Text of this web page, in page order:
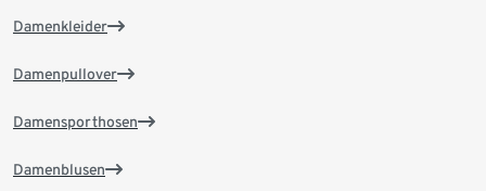
Damenkleider
Damenpullover
Damensporthosen
Damenblusen